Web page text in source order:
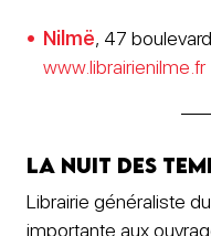
Nilmë, 47
www.librairienilme.fr
La Nuit des
Librairie généraliste
importante aux